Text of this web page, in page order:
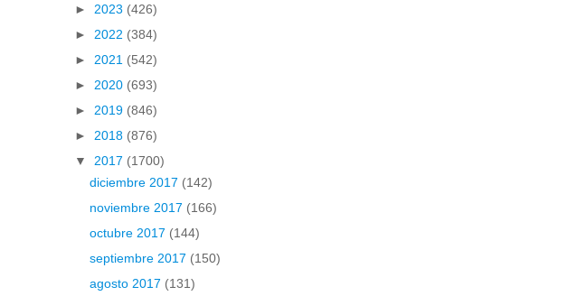
► 2023 (426)
► 2022 (384)
► 2021 (542)
► 2020 (693)
► 2019 (846)
► 2018 (876)
▼ 2017 (1700)
diciembre 2017 (142)
noviembre 2017 (166)
octubre 2017 (144)
septiembre 2017 (150)
agosto 2017 (131)